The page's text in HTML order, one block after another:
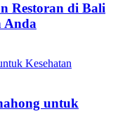
Restoran di Bali
Anda
untuk